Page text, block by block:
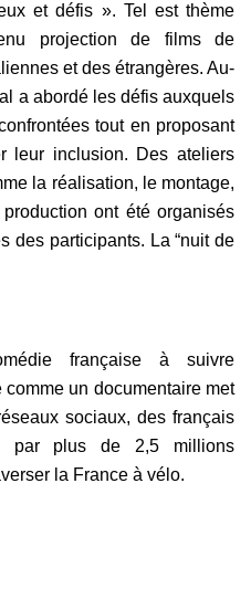
et défis ». Tel est thème
projection de films de
et des étrangères. Au-
a abordé les défis auxquels
tout en proposant
leur inclusion. Des ateliers
la réalisation, le montage,
ont été organisés
des participants. La “nuit de
française à suivre
comme un documentaire met
sociaux, des français
par plus de 2,5 millions
la France à vélo.